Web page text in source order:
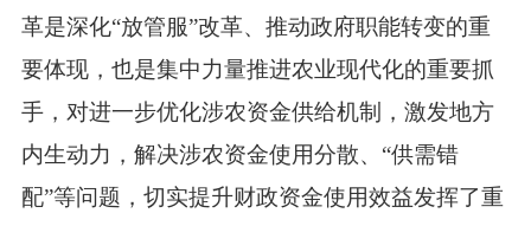
革是深化“放管服”改革、推动政府职能转变的重
要体现，也是集中力量推进农业现代化的重要抓
手，对进一步优化涉农资金供给机制，激发地方
内生动力，解决涉农资金使用分散、“供需错
配”等问题，切实提升财政资金使用效益发挥了重